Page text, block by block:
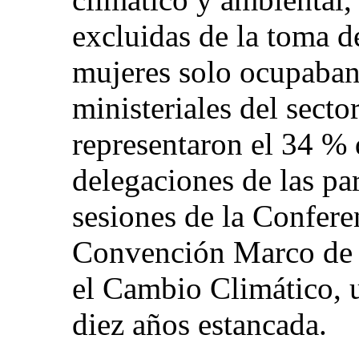
excluidas de la toma
mujeres solo
ministeriales del
representaron el 34
delegaciones de las
sesiones de la
Convención Marco
el Cambio Climático,
diez años estancada.